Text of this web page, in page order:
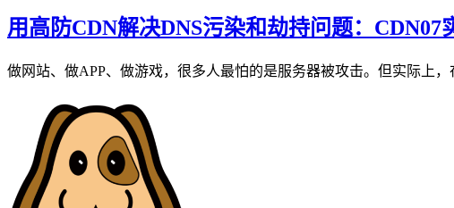
用高防CDN解决DNS污染和劫持问题：CDN07
做网站、做APP、做游戏，很多人最怕的是服务器被攻击。但实际上